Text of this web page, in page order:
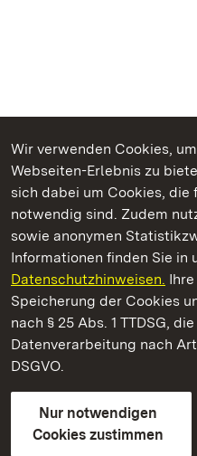
Wir verwenden Cookies,
Webseiten-Erlebnis zu
sich dabei um Cookies, die
notwendig sind. Zudem
sowie anonymen
Informationen finden Sie in
Datenschutzhinweisen.
Speicherung der Cookies
nach § 25 Abs. 1 TTDSG,
Datenverarbeitung nach
DSGVO.
Nur notwendigen
Cookies zustimmen
Kommen. Staunen.
Kloster Schöntal
Staatliche Schlösser und
Kontakt
GebärdenspracheLeichte
Erklärung zur Barrierefreiheit
BITV-konform (geprüfte